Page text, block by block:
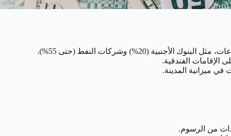
(20%) وشركات النفط (حتى 55%).
الفندقية.
ميزانية المدينة.
من الرسوم.